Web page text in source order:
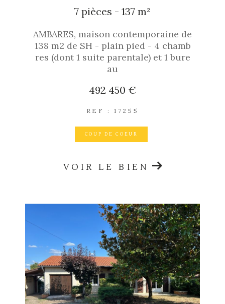
7 pièces - 137 m²
AMBARES, maison contemporaine de
138 m2 de SH - plain pied - 4 chamb
res (dont 1 suite parentale) et 1 bure
au
492 450 €
REF : 17255
COUP DE COEUR
VOIR LE BIEN